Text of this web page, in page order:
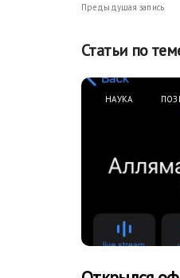
Предыдущая запись
Статьи по
НАУКА